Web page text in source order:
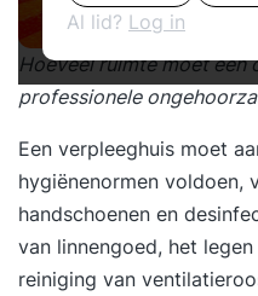
Hoeveel ruimte moet een
professionele
Een verpleeghuis moet
hygiënenormen voldoen,
handschoenen en
van linnengoed, het
reiniging van
Al lid? Log in